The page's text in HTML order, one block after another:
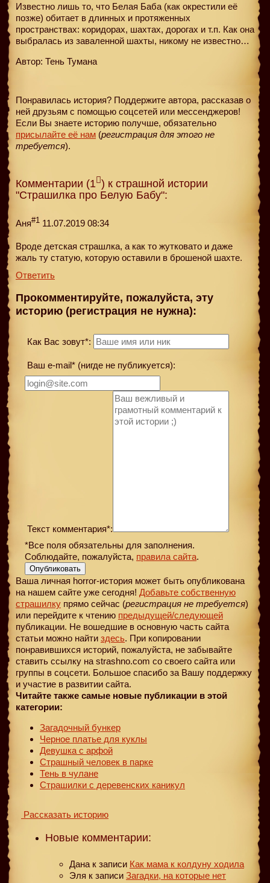
Известно лишь то, что Белая Баба (как окрестили её
позже) обитает в длинных и протяженных
пространствах: коридорах, шахтах, дорогах и т.п. Как она
выбралась из заваленной шахты, никому не известно…
Автор: Тень Тумана
Понравилась история? Поддержите автора, рассказав о
ней друзьям с помощью соцсетей или мессенджеров!
Если Вы знаете историю получше, обязательно
присылайте её нам (регистрация для этого не
требуется).
Комментарии (1 ) к страшной истории
"Страшилка про Белую Бабу":
Аня#1 11.07.2019 08:34
Вроде детская страшлка, а как то жутковато и даже
жаль ту статую, которую оставили в брошеной шахте.
Ответить
Прокомментируйте, пожалуйста, эту
историю (регистрация не нужна):
Как Вас зовут*:
Ваш e-mail* (нигде не публикуется):
Текст комментария*:
*Все поля обязательны для заполнения.
Соблюдайте, пожалуйста, правила сайта.
Опубликовать
Ваша личная horror-история может быть опубликована
на нашем сайте уже сегодня! Добавьте собственную
страшилку прямо сейчас (регистрация не требуется)
или перейдите к чтению предыдущей/следующей
публикации. Не вошедшие в основную часть сайта
статьи можно найти здесь. При копировании
понравившихся историй, пожалуйста, не забывайте
ставить ссылку на strashno.com со своего сайта или
группы в соцсети. Большое спасибо за Вашу поддержку
и участие в развитии сайта.
Читайте также самые новые публикации в этой
категории:
Загадочный бункер
Черное платье для куклы
Девушка с арфой
Страшный человек в парке
Тень в чулане
Страшилки с деревенских каникул
Рассказать историю
Новые комментарии:
Дана к записи Как мама к колдуну ходила
Эля к записи Загадки, на которые нет